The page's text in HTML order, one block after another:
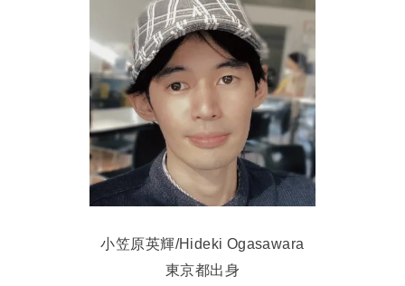
小笠原英輝/Hideki Ogasawara
東京都出身